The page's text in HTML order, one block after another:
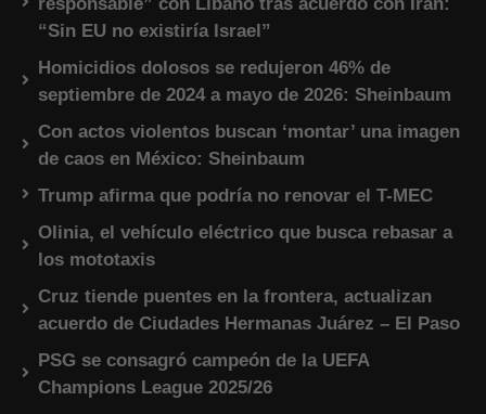
“Sin EU no existiría Israel”
Homicidios dolosos se redujeron 46% de
septiembre de 2024 a mayo de 2026: Sheinbaum
Con actos violentos buscan ‘montar’ una imagen
de caos en México: Sheinbaum
Trump afirma que podría no renovar el T-MEC
Olinia, el vehículo eléctrico que busca rebasar a
los mototaxis
Cruz tiende puentes en la frontera, actualizan
acuerdo de Ciudades Hermanas Juárez – El Paso
PSG se consagró campeón de la UEFA
Champions League 2025/26